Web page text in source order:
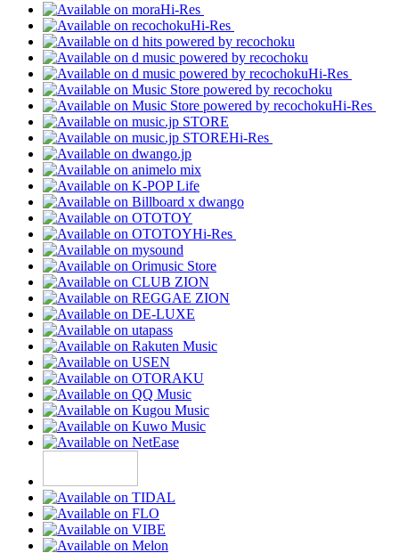
Hi-Res
Hi-Res
Hi-Res
Hi-Res
Hi-Res
Hi-Res